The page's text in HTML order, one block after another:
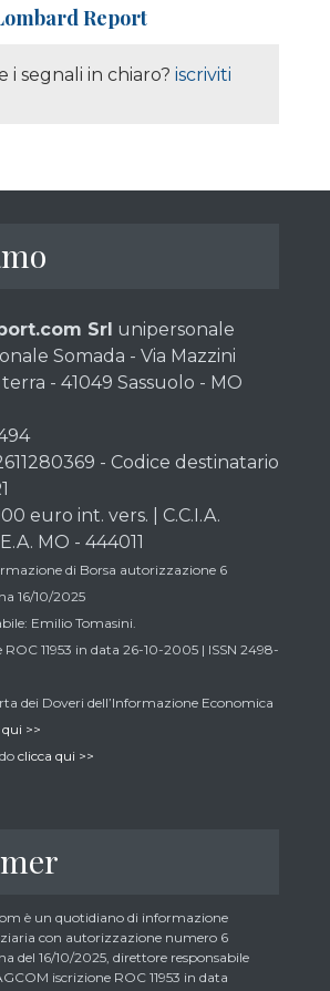
Report
i segnali in chiaro? iscriviti
Srl unipersonale
Somada - Via Mazzini
- 41049 Sassuolo - MO
- Codice destinatario
euro int. vers. | C.C.I.A.
MO - 444011
di Borsa autorizzazione 6
16/10/2025
Emilio Tomasini.
11953 in data 26-10-2005 | ISSN 2498-
dei Doveri dell’Informazione Economica
>>
clicca qui >>
è un quotidiano di informazione
con autorizzazione numero 6
del 16/10/2025, direttore responsabile
iscrizione ROC 11953 in data